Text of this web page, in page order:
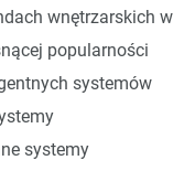
wnętrzarskich w
popularności
systemów
systemy